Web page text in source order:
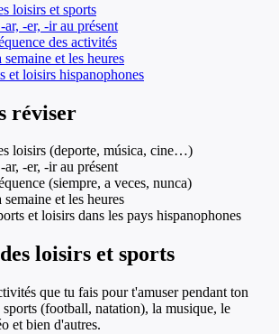
loisirs et sports
ar, -er, -ir au présent
des activités
et les heures
et loisirs hispanophones
réviser
loisirs (deporte, música, cine…)
ar, -er, -ir au présent
(siempre, a veces, nunca)
et les heures
et loisirs dans les pays hispanophones
loisirs et sports
que tu fais pour t'amuser pendant ton
(football, natation), la musique, le
et bien d'autres.